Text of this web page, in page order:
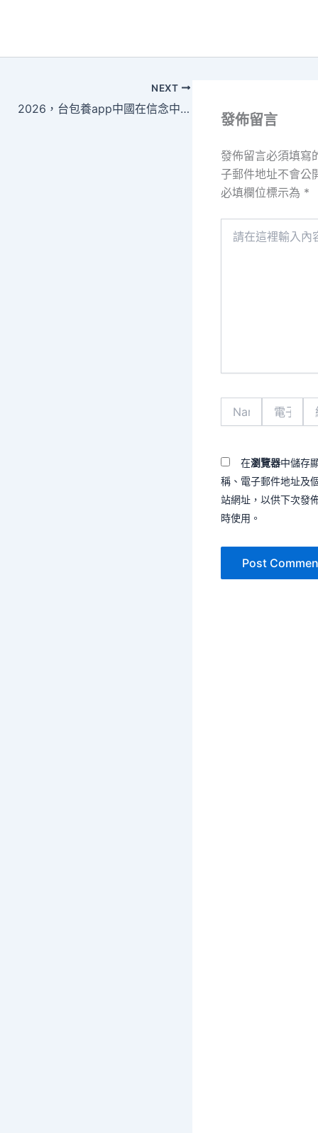
NEXT
2026，台包養app中國在信念中前行
發佈留言
發佈留言必須填寫
子郵件地址不會公
必填欄位標示為 *
地
址
*
在瀏覽器中儲存
稱、電子郵件地址及
站網址，以供下次發
時使用。